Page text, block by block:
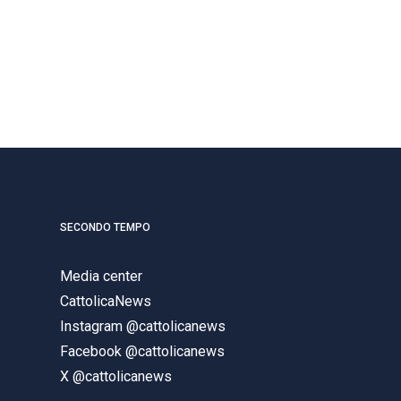
SECONDO TEMPO
Media center
CattolicaNews
Instagram @cattolicanews
Facebook @cattolicanews
X @cattolicanews